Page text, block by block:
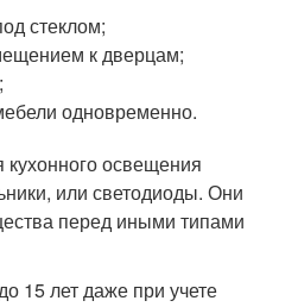
стеклом;
к дверцам;
одновременно.
освещения
или светодиоды. Они
перед иными типами
15 лет даже при учете